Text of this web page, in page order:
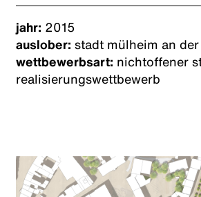
jahr: 2015
auslober: stadt mülheim an
wettbewerbsart: nichtoffener
realisierungswettbewerb